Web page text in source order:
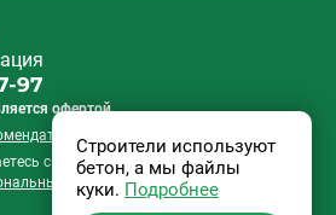
97
офертой.
технологии
с
Пользовательским соглашением
данных
Строители используют
бетон, а мы файлы
куки. Подробнее